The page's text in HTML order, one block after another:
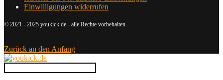
Einwilligungen widerrufen
© 2021 - 2025 youkick.de - alle Rechte vorbehalten
Zurück an den Anfang